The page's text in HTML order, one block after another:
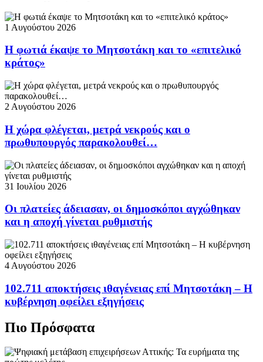
1 Αυγούστου 2026
Η φωτιά έκαψε το Μητσοτάκη και το «επιτελικό
κράτος»
2 Αυγούστου 2026
Η χώρα φλέγεται, μετρά νεκρούς και ο
πρωθυπουργός παρακολουθεί…
31 Ιουλίου 2026
Οι πλατείες άδειασαν, οι δημοσκόποι αγχώθηκαν
και η αποχή γίνεται ρυθμιστής
4 Αυγούστου 2026
102.711 αποκτήσεις ιθαγένειας επί Μητσοτάκη – Η
κυβέρνηση οφείλει εξηγήσεις
Πιο Πρόσφατα